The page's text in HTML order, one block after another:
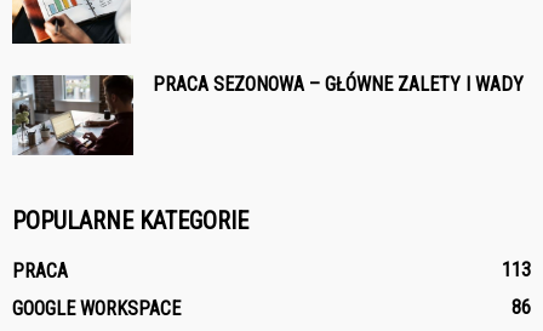
PRACA SEZONOWA – GŁÓWNE ZALETY I WADY
POPULARNE KATEGORIE
PRACA
113
GOOGLE WORKSPACE
86